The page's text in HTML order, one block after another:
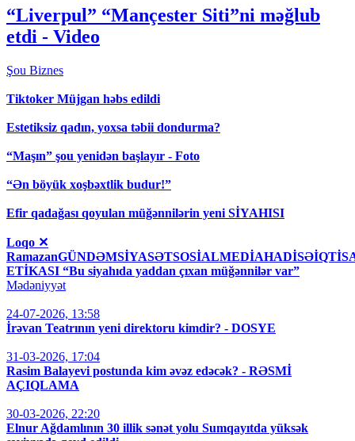
“Liverpul” “Mançester Siti”ni məğlub
etdi - Video
Şou Biznes
Tiktoker Müjgan həbs edildi
Estetiksiz qadın, yoxsa təbii dondurma?
“Maşın” şou yenidən başlayır - Foto
“Ən böyük xoşbəxtlik budur!”
Efir qadağası qoyulan müğənnilərin yeni SİYAHISI
Loqo ✕
ETİKASI “Bu siyahıda yaddan çıxan müğənnilər var”
Mədəniyyət
24-07-2026, 13:58
İrəvan Teatrının yeni direktoru kimdir? - DOSYE
31-03-2026, 17:04
Rasim Balayevi postunda kim əvəz edəcək? - RƏSMİ
AÇIQLAMA
30-03-2026, 22:20
Elnur Ağdamlının 30 illik sənət yolu Sumqayıtda yüksək